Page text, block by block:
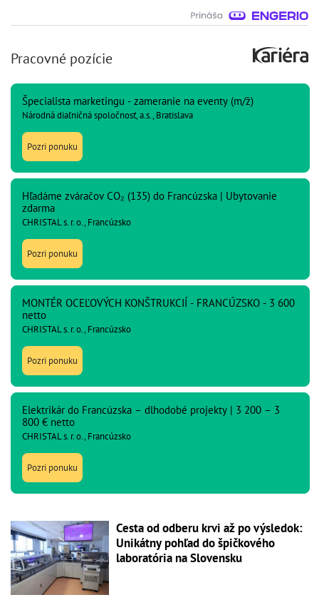
Pracovné pozície
Špecialista marketingu - zameranie na eventy (m/ž)
Národná diaľničná spoločnosť, a.s., Bratislava
Pozri ponuku
Hľadáme zváračov CO₂ (135) do Francúzska | Ubytovanie
zdarma
CHRISTAL s. r. o., Francúzsko
Pozri ponuku
MONTÉR OCEĽOVÝCH KONŠTRUKCIÍ - FRANCÚZSKO - 3 600
netto
CHRISTAL s. r. o., Francúzsko
Pozri ponuku
Elektrikár do Francúzska – dlhodobé projekty | 3 200 – 3
800 € netto
CHRISTAL s. r. o., Francúzsko
Pozri ponuku
Cesta od odberu krvi až po výsledok:
Unikátny pohľad do špičkového
laboratória na Slovensku